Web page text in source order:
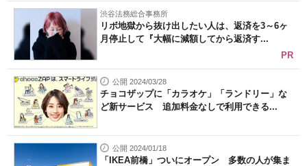
渋谷法務総合事務所
リボ地獄から抜け出したい人は、返済を3～6ヶ
月停止して『大幅に減額してから返済す...
PR
公開 2024/03/28
チョコザップに「カラオケ」「ランドリー」な
ど新サービス 追加料金なしで利用できる...
公開 2024/01/18
「IKEA前橋」ついにオープン 多数の人が集ま